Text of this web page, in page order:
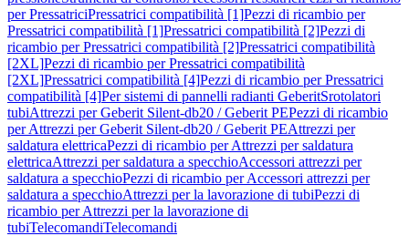
per PressatriciPressatrici compatibilità [1]Pezzi di ricambio per
Pressatrici compatibilità [1]Pressatrici compatibilità [2]Pezzi di
ricambio per Pressatrici compatibilità [2]Pressatrici compatibilità
[2XL]Pezzi di ricambio per Pressatrici compatibilità
[2XL]Pressatrici compatibilità [4]Pezzi di ricambio per Pressatrici
compatibilità [4]Per sistemi di pannelli radianti GeberitSrotolatori
tubiAttrezzi per Geberit Silent-db20 / Geberit PEPezzi di ricambio
per Attrezzi per Geberit Silent-db20 / Geberit PEAttrezzi per
saldatura elettricaPezzi di ricambio per Attrezzi per saldatura
elettricaAttrezzi per saldatura a specchioAccessori attrezzi per
saldatura a specchioPezzi di ricambio per Accessori attrezzi per
saldatura a specchioAttrezzi per la lavorazione di tubiPezzi di
ricambio per Attrezzi per la lavorazione di
tubiTelecomandiTelecomandi